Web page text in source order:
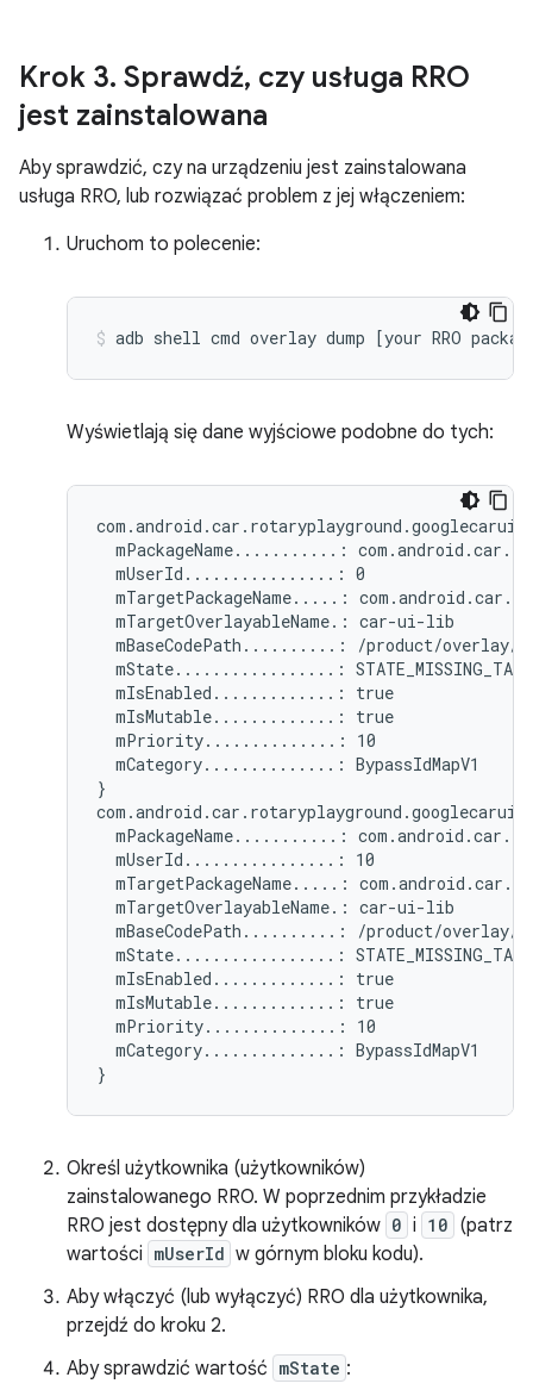
Krok 3. Sprawdź, czy usługa RRO
jest zainstalowana
Aby sprawdzić, czy na urządzeniu jest zainstalowana
usługa RRO, lub rozwiązać problem z jej włączeniem:
Uruchom to polecenie:
adb shell cmd overlay dump [your RRO
Wyświetlają się dane wyjściowe podobne do tych:
mPackageName...........:
  mUserId................: 0
mTargetPackageName.....:
  mTargetOverlayableName.: car-ui-lib
mBaseCodePath..........: /product/overlay/
mState.................:
  mIsEnabled.............: true
  mIsMutable.............: true
  mPriority..............: 10
  mCategory..............: BypassIdMapV1
}
mPackageName...........:
  mUserId................: 10
mTargetPackageName.....:
  mTargetOverlayableName.: car-ui-lib
mBaseCodePath..........: /product/overlay/
mState.................:
  mIsEnabled.............: true
  mIsMutable.............: true
  mPriority..............: 10
  mCategory..............: BypassIdMapV1
Określ użytkownika (użytkowników)
zainstalowanego RRO. W poprzednim przykładzie
RRO jest dostępny dla użytkowników 0 i 10 (patrz
wartości mUserId w górnym bloku kodu).
Aby włączyć (lub wyłączyć) RRO dla użytkownika,
przejdź do kroku 2.
Aby sprawdzić wartość mState :